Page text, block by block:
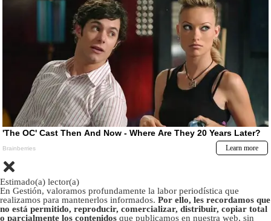
Estimado(a) lector(a)
En Gestión, valoramos profundamente la labor periodística que
realizamos para mantenerlos informados. Por ello, les recordamos que
no está permitido, reproducir, comercializar, distribuir, copiar total
o parcialmente los contenidos que publicamos en nuestra web, sin